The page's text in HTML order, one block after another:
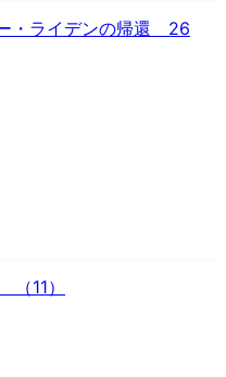
・ライデンの帰還 26
11）